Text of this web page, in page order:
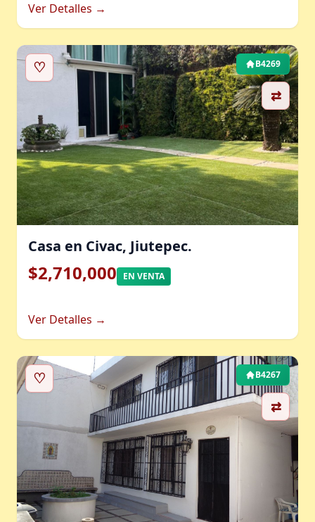
Ver Detalles →
♡
⇄
B4269
Casa en Civac, Jiutepec.
$2,710,000 EN VENTA
Ver Detalles →
♡
⇄
B4267